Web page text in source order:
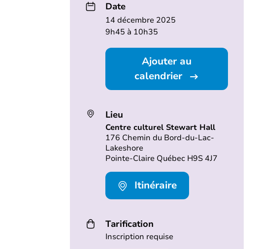
Date
14 décembre 2025
9h45 à 10h35
Ajouter au
calendrier
Lieu
Centre culturel Stewart Hall
176 Chemin du Bord-du-Lac-
Lakeshore
Pointe-Claire Québec H9S 4J7
Itinéraire
Tarification
Inscription requise